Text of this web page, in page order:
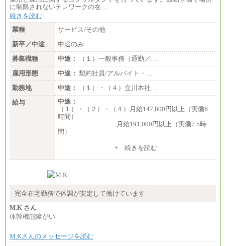
に制限されないテレワークの在…
続きを読む
業種
サービス/その他
新卒／中途
中途のみ
募集職種
中途：
（１）一般事務（通勤／…
雇用形態
中途： 契約社員/アルバイト・…
勤務地
中途：
（１）・（４）立川本社…
給与
中途：
（１）・（２）・（４）月給147,800円以上（実働6
時間）
月給191,000円以上（実働7.5時
間）
（３）月給191,000円以上（実働7.5時間）
（５）月給147,800円以上（実働6時間）
時給 1,226円（実働4.5時間）
間額換算額）
・退職金相当手当 37円
ざいません。
+ 続きを読む
完全在宅勤務で体調が安定して働けています
M.K さん
体幹機能障がい
M.Kさんのメッセージを読む